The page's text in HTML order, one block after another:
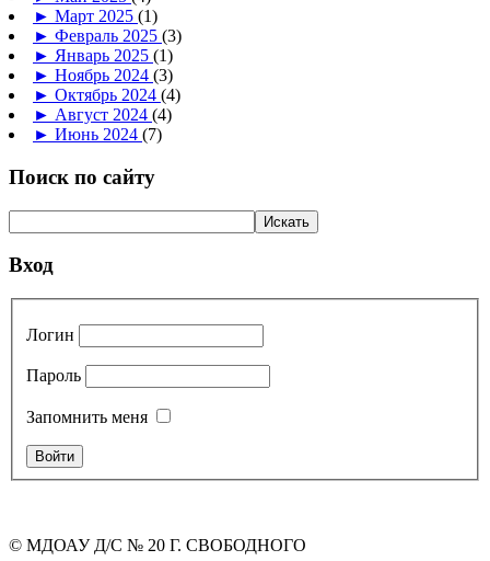
► Март 2025 (1)
► Февраль 2025 (3)
► Январь 2025 (1)
► Ноябрь 2024 (3)
► Октябрь 2024 (4)
► Август 2024 (4)
► Июнь 2024 (7)
Поиск по сайту
Вход
Логин
Пароль
Запомнить меня
© МДОАУ Д/С № 20 Г. СВОБОДНОГО